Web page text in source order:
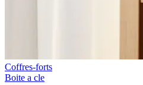
Coffres-forts
Boite a cle